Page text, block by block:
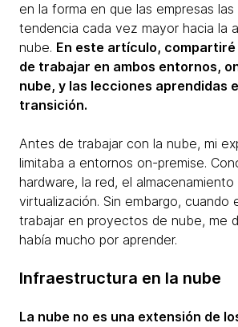
en la forma en que las empresas las
tendencia cada vez mayor hacia la
nube. En este artículo,
de trabajar en ambos entornos,
nube, y las lecciones aprendidas
transición.
Antes de trabajar con la nube, mi
limitaba a entornos on-premise.
hardware, la red, el
virtualización. Sin embargo, cuando
trabajar en proyectos de nube, me
había mucho por aprender.
Infraestructura en la nube
La nube no es una extensión de